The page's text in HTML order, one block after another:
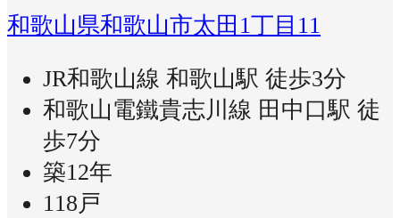
和歌山県和歌山市太田1丁目11
JR和歌山線 和歌山駅 徒歩3分
和歌山電鐵貴志川線 田中口駅 徒
歩7分
築12年
118戸